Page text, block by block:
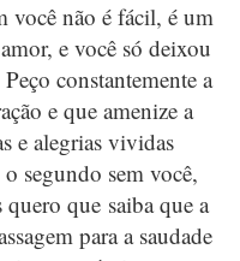
você não é fácil, é um
e você só deixou
constantemente a
e que amenize a
e alegrias vividas
segundo sem você,
que saiba que a
para a saudade